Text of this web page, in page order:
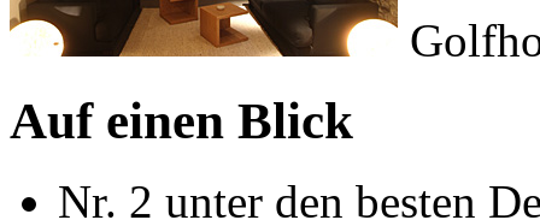
Auf einen Blick
Nr. 2 unter den besten